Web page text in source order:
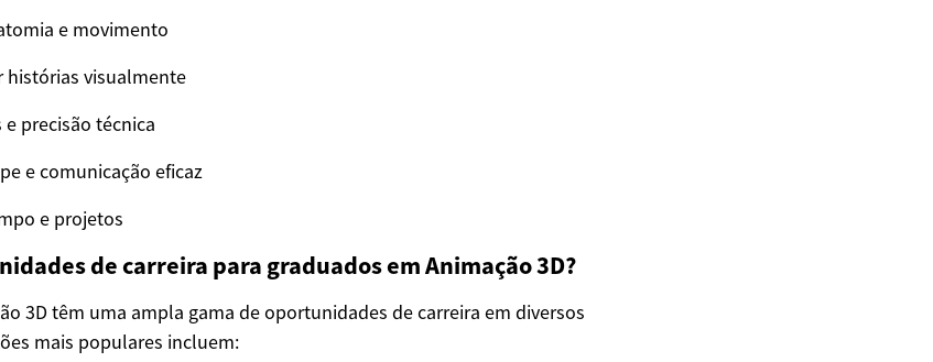
e movimento
histórias visualmente
precisão técnica
e comunicação eficaz
e projetos
de carreira para graduados em Animação 3D?
3D têm uma ampla gama de oportunidades de carreira em diversos
mais populares incluem: